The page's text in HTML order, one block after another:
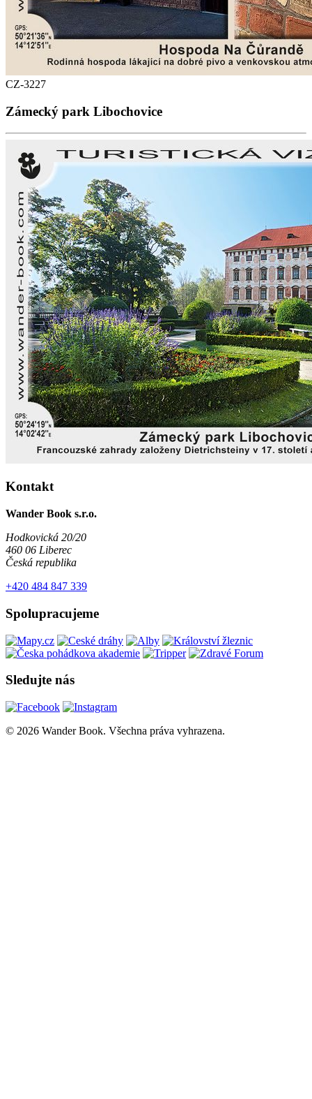
CZ-3227
Zámecký park Libochovice
Kontakt
Wander Book s.r.o.
Hodkovická 20/20
460 06 Liberec
Česká republika
+420 484 847 339
Spolupracujeme
Sledujte nás
© 2026 Wander Book. Všechna práva vyhrazena.